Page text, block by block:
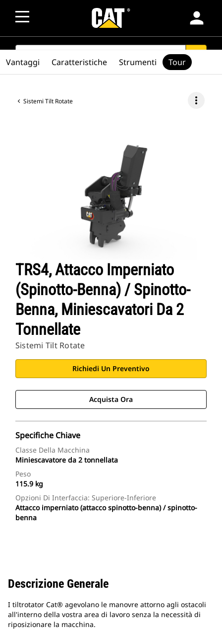
person
SEARCH search
Sistemi Tilt Rotate more_vert
TRS4, Attacco Imperniato
(spinotto-Benna) / Spinotto-
Benna, Miniescavatori Da 2
Tonnellate
Sistemi Tilt Rotate
Richiedi Un Preventivo
Acquista Ora
Specifiche Chiave
Classe Della Macchina
Miniescavatore da 2 tonnellata
Peso
115.9 kg
Opzioni Di Interfaccia: Superiore-Inferiore
Attacco imperniato (attacco spinotto-benna) / spinotto-
benna
Vantaggi Caratteristiche Strumenti Tour
Descrizione Generale
I tiltrotator Cat® agevolano le manovre attorno agli ostacoli
all'interno della vostra area di lavoro senza la necessità di
riposizionare la macchina.